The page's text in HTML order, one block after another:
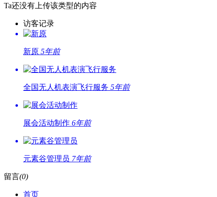
Ta还没有上传该类型的内容
访客记录
新原 5年前
全国无人机表演飞行服务 5年前
展会活动制作 6年前
元素谷管理员 7年前
留言(0)
首页